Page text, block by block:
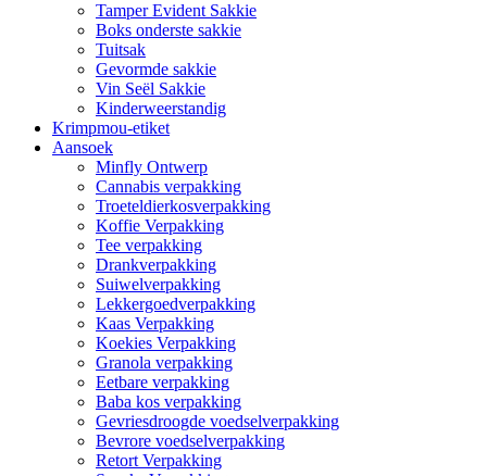
Tamper Evident Sakkie
Boks onderste sakkie
Tuitsak
Gevormde sakkie
Vin Seël Sakkie
Kinderweerstandig
Krimpmou-etiket
Aansoek
Minfly Ontwerp
Cannabis verpakking
Troeteldierkosverpakking
Koffie Verpakking
Tee verpakking
Drankverpakking
Suiwelverpakking
Lekkergoedverpakking
Kaas Verpakking
Koekies Verpakking
Granola verpakking
Eetbare verpakking
Baba kos verpakking
Gevriesdroogde voedselverpakking
Bevrore voedselverpakking
Retort Verpakking